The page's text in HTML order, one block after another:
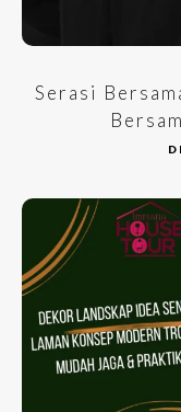
Serasi